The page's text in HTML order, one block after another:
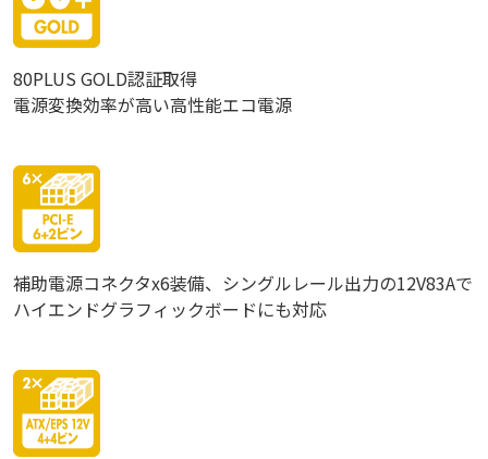
80PLUS GOLD認証取得
電源変換効率が高い高性能エコ電源
補助電源コネクタx6装備、シングルレール出力の12V83Aで
ハイエンドグラフィックボードにも対応